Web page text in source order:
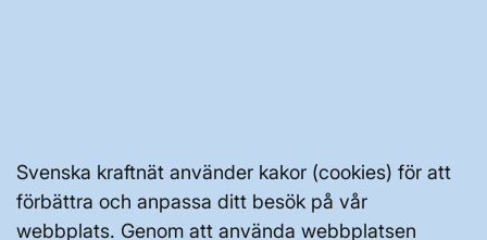
Svenska kraftnät använder kakor (cookies) för att
förbättra och anpassa ditt besök på vår
webbplats. Genom att använda webbplatsen